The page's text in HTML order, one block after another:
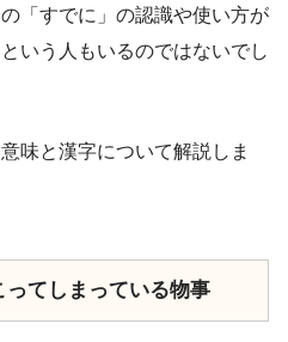
「すでに」の認識や使い方が
いう人もいるのではないでし
味と漢字について解説しま
ってしまっている物事